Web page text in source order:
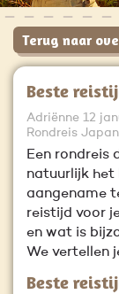
Beste
Adriënne 12
Rondreis Japan
Een rondreis
natuurlijk het
aangename
reistijd voor
en wat is
We vertellen
Beste
Terug naar